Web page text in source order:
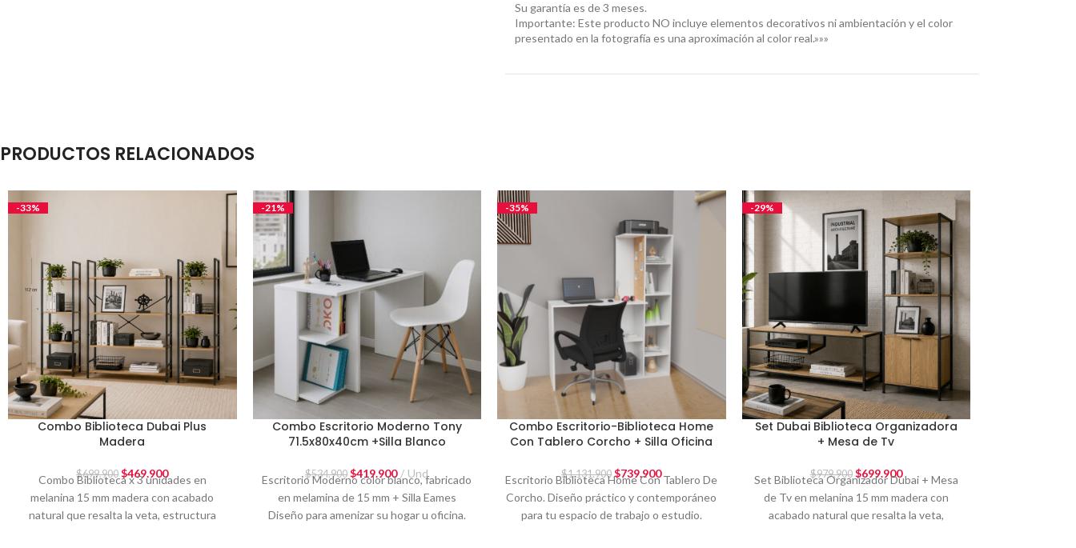
Su garantía es de 3 meses.
Importante: Este producto NO incluye elementos decorativos ni ambientación y el color
presentado en la fotografía es una aproximación al color real.»»»
PRODUCTOS RELACIONADOS
-33%
Combo Biblioteca Dubai Plus
Madera
$699.900 $469.900
Combo Biblioteca x 3 unidades en
melanina 15 mm madera con acabado
natural que resalta la veta, estructura
-21%
Combo Escritorio Moderno Tony
71.5x80x40cm +Silla Blanco
$534.900 $419.900 Und
Escritorio Moderno color blanco, fabricado
en melamina de 15 mm + Silla Eames
Diseño para amenizar su hogar u oficina.
-35%
Combo Escritorio-Biblioteca Home
Con Tablero Corcho + Silla Oficina
$1.131.900 $739.900
Escritorio Biblioteca Home Con Tablero De
Corcho. Diseño práctico y contemporáneo
para tu espacio de trabajo o estudio.
-29%
Set Dubai Biblioteca Organizadora
+ Mesa de Tv
$979.900 $699.900
Set Biblioteca Organizador Dubai + Mesa
de Tv en melanina 15 mm madera con
acabado natural que resalta la veta,